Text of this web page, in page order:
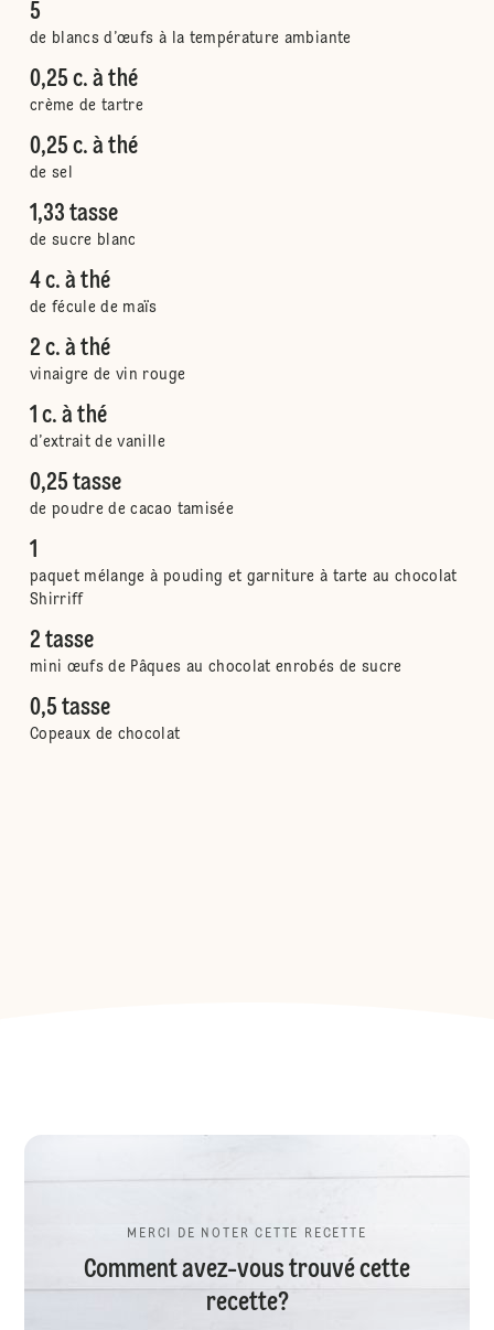
5
de blancs d’œufs à la température ambiante
0,25 c. à thé
crème de tartre
0,25 c. à thé
de sel
1,33 tasse
de sucre blanc
4 c. à thé
de fécule de maïs
2 c. à thé
vinaigre de vin rouge
1 c. à thé
d’extrait de vanille
0,25 tasse
de poudre de cacao tamisée
1
paquet mélange à pouding et garniture à tarte au chocolat
Shirriff
2 tasse
mini œufs de Pâques au chocolat enrobés de sucre
0,5 tasse
Copeaux de chocolat
MERCI DE NOTER CETTE RECETTE
Comment avez-vous trouvé cette
recette?